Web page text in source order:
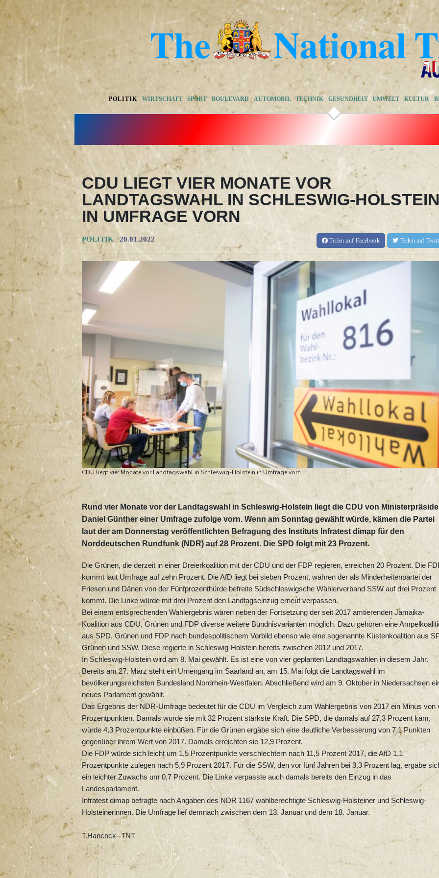
POLITIK WIRTSCHAFT SPORT BOULEVARD AUTOMOBIL TECHNIK GESUNDHEIT UMWELT KULTUR
CDU LIEGT VIER MONATE VOR
LANDTAGSWAHL IN SCHLESWIG-HOLSTEIN
IN UMFRAGE VORN
POLITIK 20.01.2022 Teilenauf Facebook Teilen auf
CDU liegt vier Monate vor Landtagswahl in Schleswig-Holstein in Umfrage vorn
Rund vier Monate vor der Landtagswahl in Schleswig-Holstein liegt die CDU von
Daniel Günther einer Umfrage zufolge vorn. Wenn am Sonntag gewählt würde, kämen die Partei
laut der am Donnerstag veröffentlichten Befragung des Instituts Infratest dimap für den
Norddeutschen Rundfunk (NDR) auf 28 Prozent. Die SPD folgt mit 23 Prozent.
Die Grünen, die derzeit in einer Dreierkoalition mit der CDU und der FDP regieren, erreichen 20 Prozent. Die
kommt laut Umfrage auf zehn Prozent. Die AfD liegt bei sieben Prozent, währen der als Minderheitenpartei der
Friesen und Dänen von der Fünfprozenthürde befreite Südschleswigsche Wählerverband SSW auf drei Prozent
kommt. Die Linke würde mit drei Prozent den Landtagseinzug erneut verpassen.
Bei einem entsprechenden Wahlergebnis wären neben der Fortsetzung der seit 2017 amtierenden Jamaika-
Koalition aus CDU, Grünen und FDP diverse weitere Bündnisvarianten möglich. Dazu gehören eine
aus SPD, Grünen und FDP nach bundespolitischem Vorbild ebenso wie eine sogenannte Küstenkoalition aus
Grünen und SSW. Diese regierte in Schleswig-Holstein bereits zwischen 2012 und 2017.
In Schleswig-Holstein wird am 8. Mai gewählt. Es ist eine von vier geplanten Landtagswahlen in diesem Jahr.
Bereits am 27. März steht ein Urnengang im Saarland an, am 15. Mai folgt die Landtagswahl im
bevölkerungsreichsten Bundesland Nordrhein-Westfalen. Abschließend wird am 9. Oktober in Niedersachsen
neues Parlament gewählt.
Das Ergebnis der NDR-Umfrage bedeutet für die CDU im Vergleich zum Wahlergebnis von 2017 ein Minus von
Prozentpunkten. Damals wurde sie mit 32 Prozent stärkste Kraft. Die SPD, die damals auf 27,3 Prozent kam,
würde 4,3 Prozentpunkte einbüßen. Für die Grünen ergäbe sich eine deutliche Verbesserung von 7,1 Punkten
gegenüber ihrem Wert von 2017. Damals erreichten sie 12,9 Prozent.
Die FDP würde sich leicht um 1,5 Prozentpunkte verschlechtern nach 11,5 Prozent 2017, die AfD 1,1
Prozentpunkte zulegen nach 5,9 Prozent 2017. Für die SSW, den vor fünf Jahren bei 3,3 Prozent lag, ergäbe
ein leichter Zuwachs um 0,7 Prozent. Die Linke verpasste auch damals bereits den Einzug in das
Landesparlament.
Infratest dimap befragte nach Angaben des NDR 1167 wahlberechtigte Schleswig-Holsteiner und Schleswig-
Holsteinerinnen. Die Umfrage lief demnach zwischen dem 13. Januar und dem 18. Januar.
T.Hancock--TNT